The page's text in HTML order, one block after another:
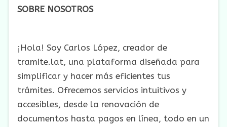
SOBRE NOSOTROS
¡Hola! Soy Carlos López, creador de
tramite.lat, una plataforma diseñada para
simplificar y hacer más eficientes tus
trámites. Ofrecemos servicios intuitivos y
accesibles, desde la renovación de
documentos hasta pagos en línea, todo en un